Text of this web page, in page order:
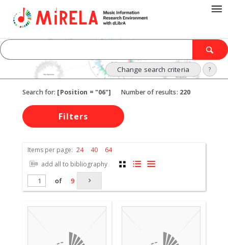
Change search criteria ?
Search for: [Position = "06"] Number of results: 220
Filters
Items per page: 24 40
64
add all to bibliography
of
9